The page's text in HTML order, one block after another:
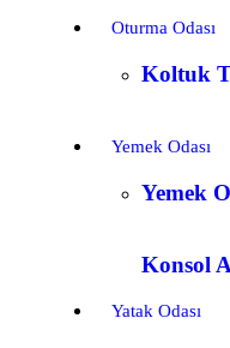
Oturma Odası
Koltuk
Yemek Odası
Yemek
Konsol
Yatak Odası